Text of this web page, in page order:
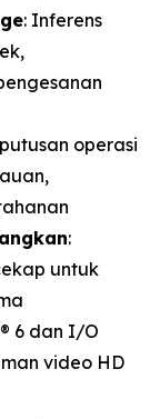
: Inferens
operasi
:
untuk
6 dan I/O
video HD